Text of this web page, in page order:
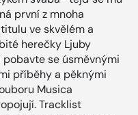
první z mnoha
ve skvělém a
herečky Ljuby
se úsměvnými
příběhy a pěknými
Musica
Tracklist